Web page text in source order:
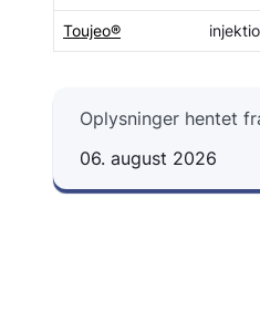
Toujeo®
Oplysninger hentet
06. august 2026